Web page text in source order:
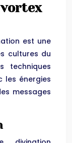
est une
cultures du
techniques
les énergies
messages